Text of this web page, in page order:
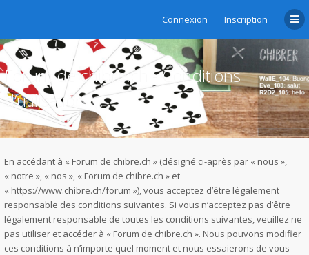
Connexion Inscription
Forum de chibre.ch - Conditions
d’utilisation
En accédant à « Forum de chibre.ch » (désigné ci-après par « nous »,
« notre », « nos », « Forum de chibre.ch » et
« https://www.chibre.ch/forum »), vous acceptez d’être légalement
responsable des conditions suivantes. Si vous n’acceptez pas d’être
légalement responsable de toutes les conditions suivantes, veuillez ne
pas utiliser et accéder à « Forum de chibre.ch ». Nous pouvons modifier
ces conditions à n’importe quel moment et nous essaierons de vous